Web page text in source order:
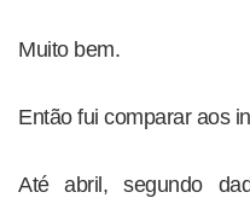
Muito bem.
Então fui comparar aos
Até abril, segundo